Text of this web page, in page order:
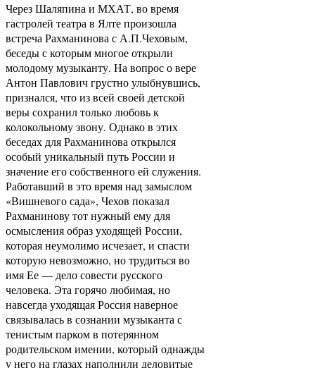
Через Шаляпина и МХАТ, во время
гастролей театра в Ялте произошла
встреча Рахманинова с А.П.Чеховым,
беседы с которым многое открыли
молодому музыканту. На вопрос о вере
Антон Павлович грустно улыбнувшись,
признался, что из всей своей детской
веры сохранил только любовь к
колокольному звону. Однако в этих
беседах для Рахманинова открылся
особый уникальный путь России и
значение его собственного ей служения.
Работавший в это время над замыслом
«Вишневого сада», Чехов показал
Рахманинову тот нужный ему для
осмысления образ уходящей России,
которая неумолимо исчезает, и спасти
которую невозможно, но трудиться во
имя Ее — дело совести русского
человека. Эта горячо любимая, но
навсегда уходящая Россия наверное
связывалась в сознании музыканта с
тенистым парком в потерянном
родительском имении, который однажды
у него на глазах наполнили деловитые